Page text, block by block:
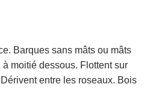
Barques sans mâts ou mâts
moitié dessous. Flottent sur
Dérivent entre les roseaux. Bois